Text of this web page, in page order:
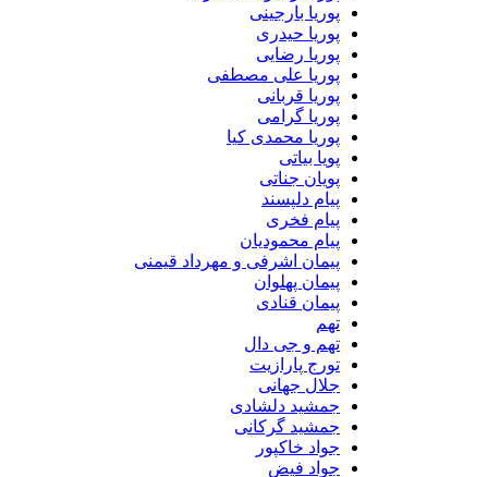
پوریا بارجینی
پوریا حیدری
پوریا رضایی
پوریا علی مصطفی
پوریا قربانی
پوریا گرامی
پوریا محمدی کیا
پویا بیاتی
پویان جناتی
پیام دلپسند
پیام فخری
پیام محمودیان
پیمان اشرفی و مهرداد قیمنی
پیمان پهلوان
پیمان قنادی
تهم
تهم و جی دال
تورج پارازیت
جلال جهانی
جمشید دلشادی
جمشید گرکانی
جواد خاکپور
جواد فیض